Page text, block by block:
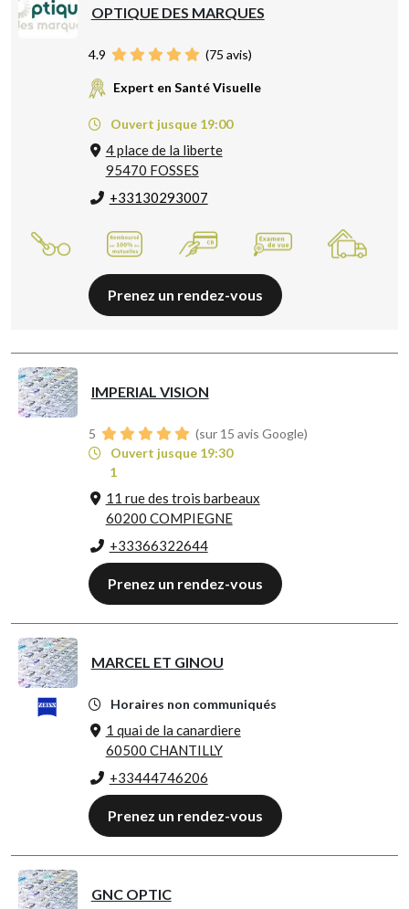
OPTIQUE DES MARQUES
4.9 (75 avis)
Expert en Santé Visuelle
Ouvert jusque 19:00
4 place de la liberte
95470 FOSSES
+33130293007
Prenez un rendez-vous
IMPERIAL VISION
5
(sur 15 avis Google)
Ouvert jusque 19:30
1
11 rue des trois barbeaux
60200 COMPIEGNE
+33366322644
Prenez un rendez-vous
MARCEL ET GINOU
Horaires non communiqués
1 quai de la canardiere
60500 CHANTILLY
+33444746206
Prenez un rendez-vous
GNC OPTIC